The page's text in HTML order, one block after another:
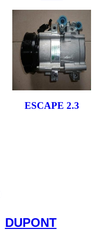
ESCAPE 2.3
DUPONT